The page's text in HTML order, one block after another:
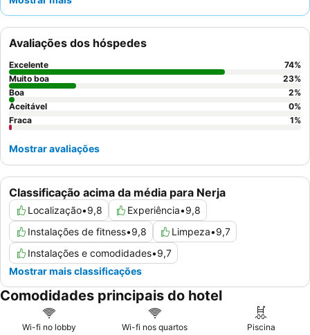
agradáveis para a serra e para o mar. Os hóspedes elogiam
fabuloso
buffet de pequeno-almoço
produtos frescos. Para uma estadia mais tranquila, considere
pedir um quarto virado para o jardim.
Classificação acima da média para Nerja
Localização•9,8 Experiência•9,8
Instalações de fitness•9,8 Limpeza•9,7
Instalações e comodidades•9,7
Mostrar mais classificações
Avaliações dos hóspedes
Excelente 74%
Muito boa
23%
Boa
2%
Aceitável
0%
Fraca
1%
Mostrar avaliações
Comodidades principais do hotel
Wi-fi no lobby Wi-fi nos quartos Piscina